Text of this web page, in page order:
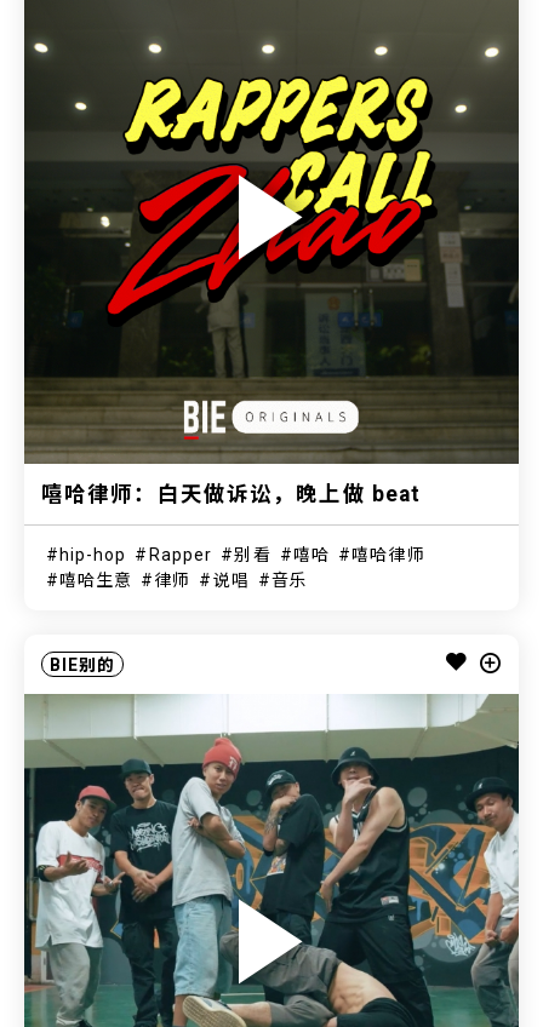
嘻哈律师：白天做诉讼，晚上做 beat
hip-hop Rapper 别看 嘻哈
嘻哈律师
嘻哈生意
律师 说唱 音乐
BIE别的